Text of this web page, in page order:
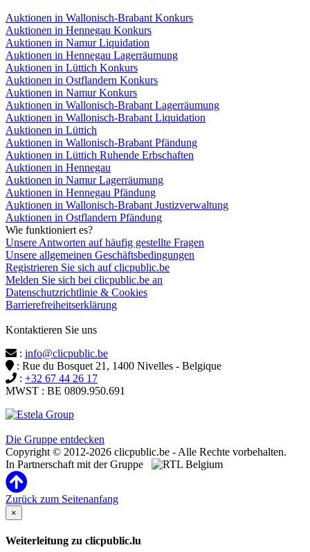
Auktionen in Wallonisch-Brabant Konkurs
Auktionen in Hennegau Konkurs
Auktionen in Namur Liquidation
Auktionen in Hennegau Lagerräumung
Auktionen in Lüttich Konkurs
Auktionen in Ostflandern Konkurs
Auktionen in Namur Konkurs
Auktionen in Wallonisch-Brabant Lagerräumung
Auktionen in Wallonisch-Brabant Liquidation
Auktionen in Lüttich
Auktionen in Wallonisch-Brabant Pfändung
Auktionen in Lüttich Ruhende Erbschaften
Auktionen in Hennegau
Auktionen in Namur Lagerräumung
Auktionen in Hennegau Pfändung
Auktionen in Wallonisch-Brabant Justizverwaltung
Auktionen in Ostflandern Pfändung
Wie funktioniert es?
Unsere Antworten auf häufig gestellte Fragen
Unsere allgemeinen Geschäftsbedingungen
Registrieren Sie sich auf clicpublic.be
Melden Sie sich bei clicpublic.be an
Datenschutzrichtlinie & Cookies
Barrierefreiheitserklärung
Kontaktieren Sie uns
: info@clicpublic.be
: Rue du Bosquet 21, 1400 Nivelles - Belgique
: +32 67 44 26 17
MWST : BE 0809.950.691
Die Gruppe entdecken
Copyright © 2012-2026 clicpublic.be - Alle Rechte vorbehalten.
In Partnerschaft mit der Gruppe
Zurück zum Seitenanfang
×
Weiterleitung zu clicpublic.lu